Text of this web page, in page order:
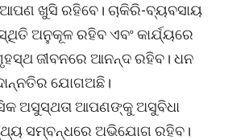
ଖୁସି ରହିବେ। ଚାକିରି-ବ୍ୟବସାୟ
ଅନୁକୂଳ ରହିବ ଏବଂ କାର୍ଯ୍ୟରେ
ଜୀବନରେ ଆନନ୍ଦ ରହିବ। ଧନ
ଯୋଗଅଛି।
ଅସୁସ୍ଥତା ଆପଣଙ୍କୁ ଅସୁବିଧା
ସମ୍ବନ୍ଧରେ ଅଭିଯୋଗ ରହିବ।